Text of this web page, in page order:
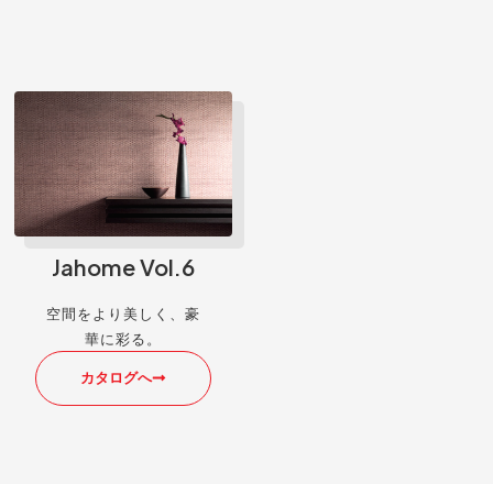
Jahome Vol.6
空間をより美しく、豪
華に彩る。
カタログへ